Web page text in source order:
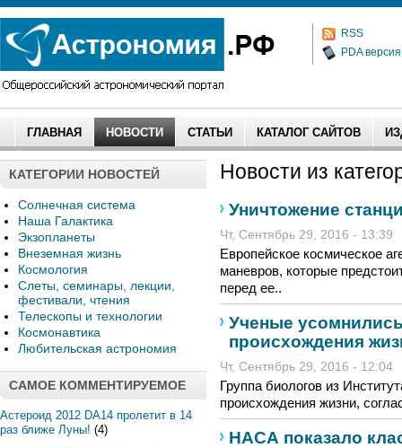
RSS
PDA версия
ГЛАВНАЯ НОВОСТИ СТАТЬИ КАТАЛОГ САЙТОВ
КАТЕГОРИИ НОВОСТЕЙ
Солнечная система
Наша Галактика
Экзопланеты
Внеземная жизнь
Космология
Слеты, семинары, лекции,
фестивали, чтения
Телескопы и технологии
Космонавтика
Любительская астрономия
САМОЕ КОММЕНТИРУЕМОЕ
Астероид 2012 DA14 пролетит в 14
раз ближе Луны! (4)
Новости из
Уничтожение
Чт, Сентябрь 29, 2016 - 13:39
Европейское космическое
маневров, которые
перед ее..
Ученые
происхождения
Чт, Сентябрь 29, 2016 - 12:04
Группа биологов из
происхождения жизни,
НАСА показало